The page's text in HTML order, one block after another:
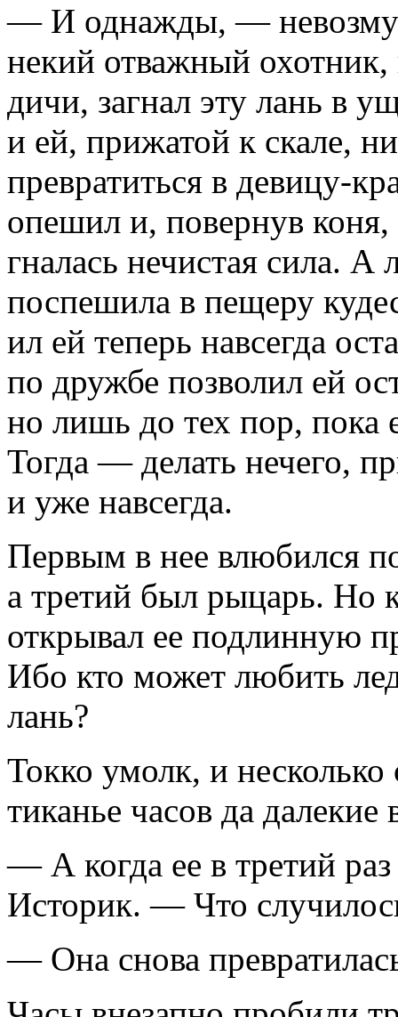
— И однажды, —
некий отважный
дичи, загнал эту лань в
и ей, прижатой к скале,
превратиться в девицу-
опешил и, повернув
гналась нечистая сила. А
поспешила в пещеру
ил ей теперь навсегда
по дружбе позволил ей
но лишь до тех пор, пока
Тогда — делать нечего,
и уже навсегда.
Первым в нее влюбился
а третий был рыцарь. Но
открывал ее подлинную
Ибо кто может любить
лань?
Токко умолк, и
тиканье часов да
— А когда ее в третий
Историк. — Что
— Она снова